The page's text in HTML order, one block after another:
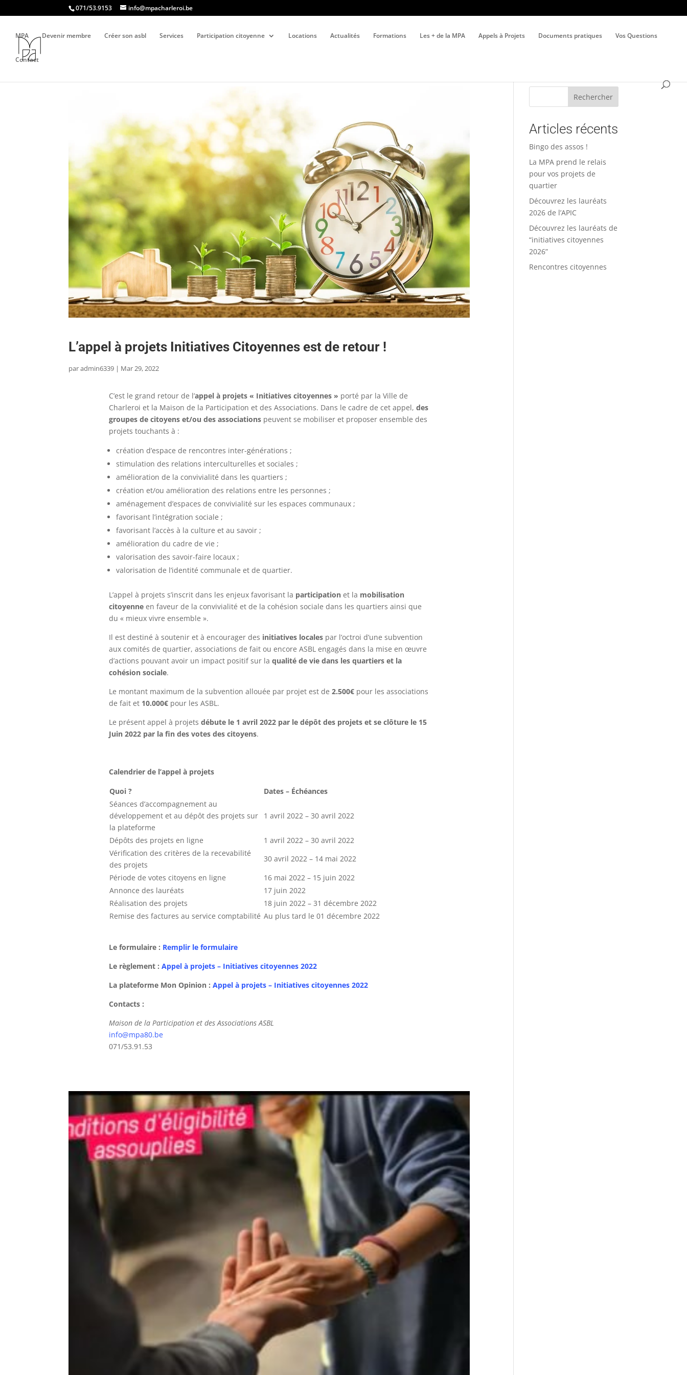
071/53.9153 info@mpacharleroi.be
MPA Devenir membre Créer son asbl Services Participation citoyenne Locations Actualités Formations Les + de la MPA Appels à Projets Documents pratiques Vos Questions
Contact
L’appel à projets Initiatives Citoyennes est de retour !
paradmin6339 | Mar 29, 2022
C’est le grand retour de l’appel à projets « Initiatives citoyennes » porté par la Ville de
Charleroi et la Maison de la Participation et des Associations. Dans le cadre de cet appel, des
groupes de citoyens et/ou des associationspeuvent se mobiliser et proposer ensemble des
projets touchants à :
création d’espace de rencontres inter-générations ;
stimulation des relations interculturelles et sociales ;
amélioration de la convivialité dans les quartiers ;
création et/ou amélioration des relations entre les personnes ;
aménagement d’espaces de convivialité sur les espaces communaux ;
favorisant l’intégration sociale ;
favorisant l’accès à la culture et au savoir ;
amélioration du cadre de vie ;
valorisation des savoir-faire locaux ;
valorisation de l’identité communale et de quartier.
L’appel à projets s’inscrit dans les enjeux favorisant la participationet la mobilisation
citoyenneen faveur de la convivialité et de la cohésion sociale dans les quartiers ainsi que
du « mieux vivre ensemble ».
Il est destiné à soutenir et à encourager des initiatives localespar l’octroi d’une subvention
aux comités de quartier, associations de fait ou encore ASBL engagés dans la mise en œuvre
d’actions pouvant avoir un impact positif sur la qualité de vie dans les quartiers et la
cohésion sociale.
Le montant maximum de la subvention allouée par projet est de 2.500€pour les associations
de fait et 10.000€pour les ASBL.
Le présent appel à projets débute le 1 avril 2022 par le dépôt des projets et se clôture le 15
Juin 2022 par la fin des votes des citoyens.
Calendrier de l’appel à projets
Quoi ?
Dates – Échéances
Séances d’accompagnement au
développement et au dépôt des projets sur
la plateforme
1 avril 2022 – 30 avril 2022
Dépôts des projets en ligne
1 avril 2022 – 30 avril 2022
Vérification des critères de la recevabilité
des projets
30 avril 2022 – 14 mai 2022
Période de votes citoyens en ligne
16 mai 2022 – 15 juin 2022
Annonce des lauréats
17 juin 2022
Réalisation des projets
18 juin 2022 – 31 décembre 2022
Remise des factures au service comptabilité Au plus tard le 01 décembre 2022
Le formulaire : Remplir le formulaire
Le règlement : Appel à projets – Initiatives citoyennes 2022
La plateforme Mon Opinion : Appel à projets – Initiatives citoyennes 2022
Contacts :
Maison de la Participation et des Associations ASBL
info@mpa80.be
071/53.91.53
Rechercher
Articles récents
Bingo des assos !
La MPA prend le relais
pour vos projets de
quartier
Découvrez les lauréats
2026 de l’APIC
Découvrez les lauréats de
“initiatives citoyennes
2026”
Rencontres citoyennes